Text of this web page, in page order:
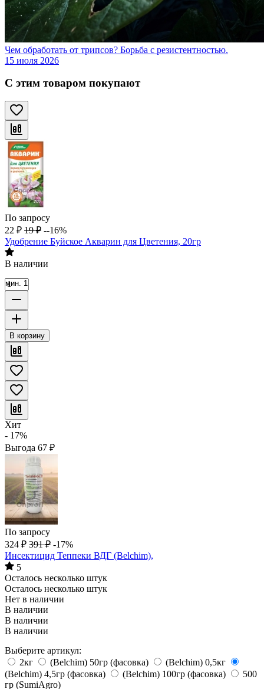
Чем обработать от трипсов? Борьба с резистентностью.
15 июля 2026
С этим товаром покупают
По запросу
22 ₽ 19 ₽ --16%
Удобрение Буйское Акварин для Цветения, 20гр
В наличии
мин. 1
В корзину
Хит
- 17%
Выгода 67 ₽
По запросу
324 ₽ 391 ₽ -17%
Инсектицид Теппеки ВДГ (Belchim),
5
Осталось несколько штук
Осталось несколько штук
Нет в наличии
В наличии
В наличии
В наличии
Выберите артикул:
2кг
(Belchim) 50гр (фасовка)
(Belchim) 0,5кг
(Belchim) 4,5гр (фасовка)
(Belchim) 100гр (фасовка)
500
гр (SumiAgro)